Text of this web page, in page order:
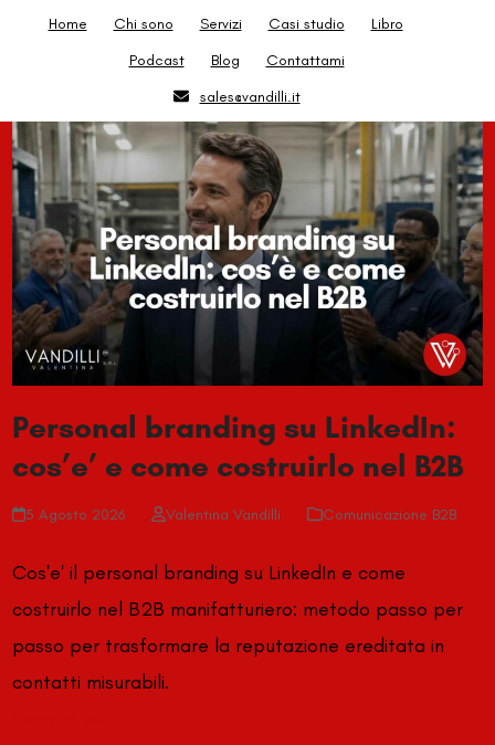
Home Chi sono Servizi Casi studio
Libro
Podcast
Blog
Contattami
sales@vandilli.it
Personal branding su LinkedIn:
cos’e’ e come costruirlo nel B2B
5 Agosto 2026 Valentina Vandilli Comunicazione B2B
Cos'e' il personal branding su LinkedIn e come
costruirlo nel B2B manifatturiero: metodo passo per
passo per trasformare la reputazione ereditata in
contatti misurabili.